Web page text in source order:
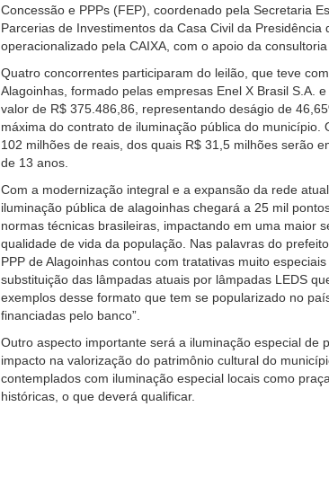
Concessão e PPPs (FEP), coordenado pela Secretaria
Parcerias de Investimentos da Casa Civil da Presidência
operacionalizado pela CAIXA, com o apoio da
Quatro concorrentes participaram do leilão, que teve
Alagoinhas, formado pelas empresas Enel X Brasil S.A.
valor de R$ 375.486,86, representando deságio de
máxima do contrato de iluminação pública do município.
102 milhões de reais, dos quais R$ 31,5 milhões serão
de 13 anos.
Com a modernização integral e a expansão da rede
iluminação pública de alagoinhas chegará a 25 mil
normas técnicas brasileiras, impactando em uma maior
qualidade de vida da população. Nas palavras do
PPP de Alagoinhas contou com tratativas muito
substituição das lâmpadas atuais por lâmpadas LEDS
exemplos desse formato que tem se popularizado no
financiadas pelo banco”.
Outro aspecto importante será a iluminação especial de
impacto na valorização do patrimônio cultural do
contemplados com iluminação especial locais como
históricas, o que deverá qualificar.